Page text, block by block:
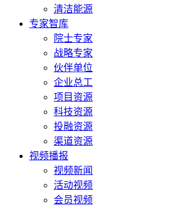
清洁能源
专家智库
院士专家
战略专家
伙伴单位
企业总工
项目资源
科技资源
投融资源
渠道资源
视频播报
视频新闻
活动视频
会员视频